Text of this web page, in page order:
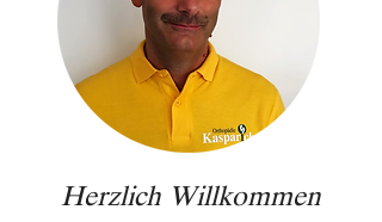
Herzlich Willkommen